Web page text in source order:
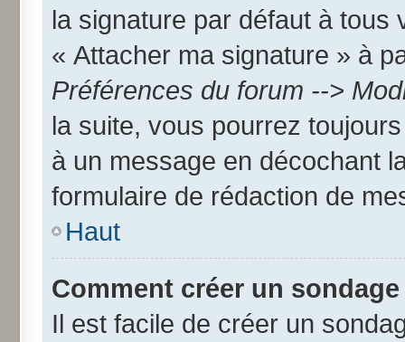
la signature par défaut à tous
« Attacher ma signature » à
Préférences du forum -->
la suite, vous pourrez
à un message en décochant
formulaire de rédaction de
Haut
Comment créer un
Il est facile de créer un